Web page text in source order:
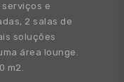
serviços e
2 salas de
soluções
área lounge.
m2.